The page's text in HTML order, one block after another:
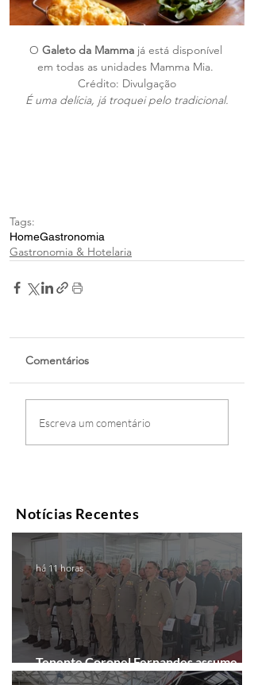
O Galeto da Mamma já está disponível
em todas as unidades Mamma Mia.
Crédito: Divulgação
É uma delícia, já troquei pelo tradicional.
Tags:
HomeGastronomia
Gastronomia & Hotelaria
Comentários
Escreva um comentário
Notícias Recentes
Tenente Coronel Fernandes assume
comando do 41º BPM em Gramado
há 11 horas